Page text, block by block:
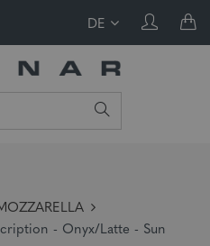
DE
- Onyx/Latte - Sun